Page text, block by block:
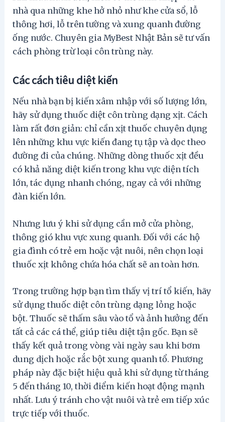
nhà qua những khe hở nhỏ như khe cửa sổ, lỗ
thông hơi, lỗ trên tường và xung quanh đường
ống nước. Chuyên gia MyBest Nhật Bản sẽ tư vấn
cách phòng trừ loại côn trùng này.
Các cách tiêu diệt kiến
Nếu nhà bạn bị kiến ​​xâm nhập với số lượng lớn,
hãy sử dụng thuốc diệt côn trùng dạng xịt. Cách
làm rất đơn giản: chỉ cần xịt thuốc chuyên dụng
lên những khu vực kiến ​​đang tụ tập và dọc theo
đường đi của chúng. Những dòng thuốc xịt đều
có khả năng diệt kiến trong khu vực diện tích
lớn, tác dụng nhanh chóng, ngay cả với những
đàn kiến ​​lớn.
Nhưng lưu ý khi sử dụng cần mở cửa phòng,
thông gió khu vực xung quanh. Đối với các hộ
gia đình có trẻ em hoặc vật nuôi, nên chọn loại
thuốc xịt không chứa hóa chất sẽ an toàn hơn.
Trong trường hợp bạn tìm thấy vị trí tổ kiến, hãy
sử dụng thuốc diệt côn trùng dạng lỏng hoặc
bột. Thuốc sẽ thấm sâu vào tổ và ảnh hưởng đến
tất cả các cá thể, giúp tiêu diệt tận gốc. Bạn sẽ
thấy kết quả trong vòng vài ngày sau khi bơm
dung dịch hoặc rắc bột xung quanh tổ. Phương
pháp này đặc biệt hiệu quả khi sử dụng từ tháng
5 đến tháng 10, thời điểm kiến ​​hoạt động mạnh
nhất. Lưu ý tránh cho vật nuôi và trẻ em tiếp xúc
trực tiếp với thuốc.